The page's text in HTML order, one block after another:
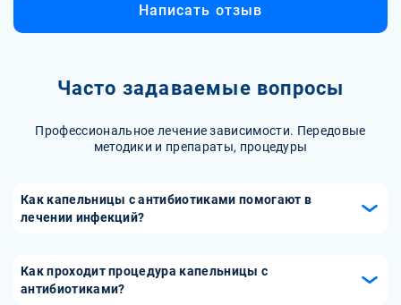
Написать отзыв
Часто задаваемые вопросы
Профессиональное лечение зависимости. Передовые
методики и препараты, процедуры
Как капельницы с антибиотиками помогают в
лечении инфекций?
эффективное введение лекарственных средств
непосредственно в кровь, что позволяет достичь
Как проходит процедура капельницы с
антибиотиками?